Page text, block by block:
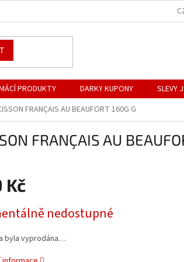
PRODUKTY DARKY KUPONY SLEVY
FRANÇAIS AU BEAUFORT 160G G
FRANÇAIS AU
Kč
nedostupné
byla vyprodána…